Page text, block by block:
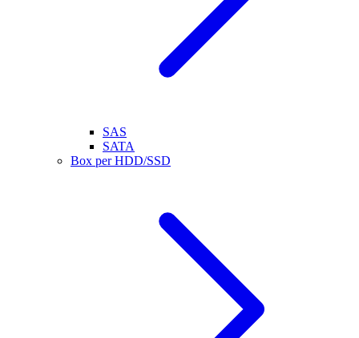
SAS
SATA
Box per HDD/SSD